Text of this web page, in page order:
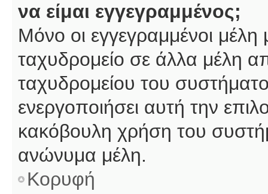
να είμαι εγγεγραμμένος;
Μόνο οι εγγεγραμμένοι
ταχυδρομείο σε άλλα μέλη
ταχυδρομείου του
ενεργοποιήσει αυτή την
κακόβουλη χρήση του
ανώνυμα μέλη.
Κορυφή